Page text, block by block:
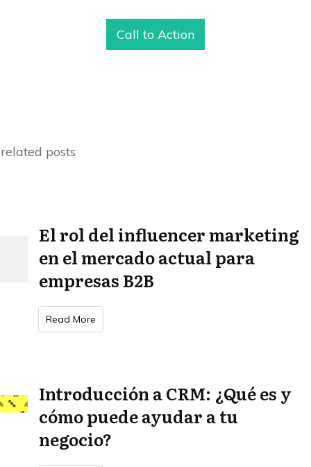
Call to Action
related posts
El rol del influencer marketing
en el mercado actual para
empresas B2B
Read More
Introducción a CRM: ¿Qué es y
cómo puede ayudar a tu
negocio?